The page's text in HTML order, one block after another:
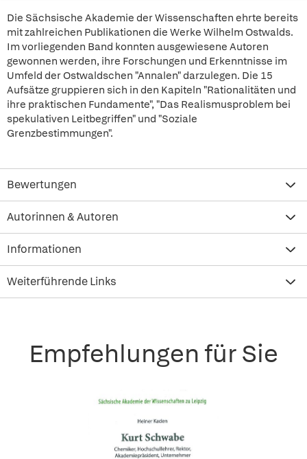
Die Sächsische Akademie der Wissenschaften ehrte bereits
mit zahlreichen Publikationen die Werke Wilhelm Ostwalds.
Im vorliegenden Band konnten ausgewiesene Autoren
gewonnen werden, ihre Forschungen und Erkenntnisse im
Umfeld der Ostwaldschen "Annalen" darzulegen. Die 15
Aufsätze gruppieren sich in den Kapiteln "Rationalitäten und
ihre praktischen Fundamente", "Das Realismusproblem bei
spekulativen Leitbegriffen" und "Soziale
Grenzbestimmungen".
Bewertungen
Autorinnen & Autoren
Informationen
Weiterführende Links
Empfehlungen für Sie